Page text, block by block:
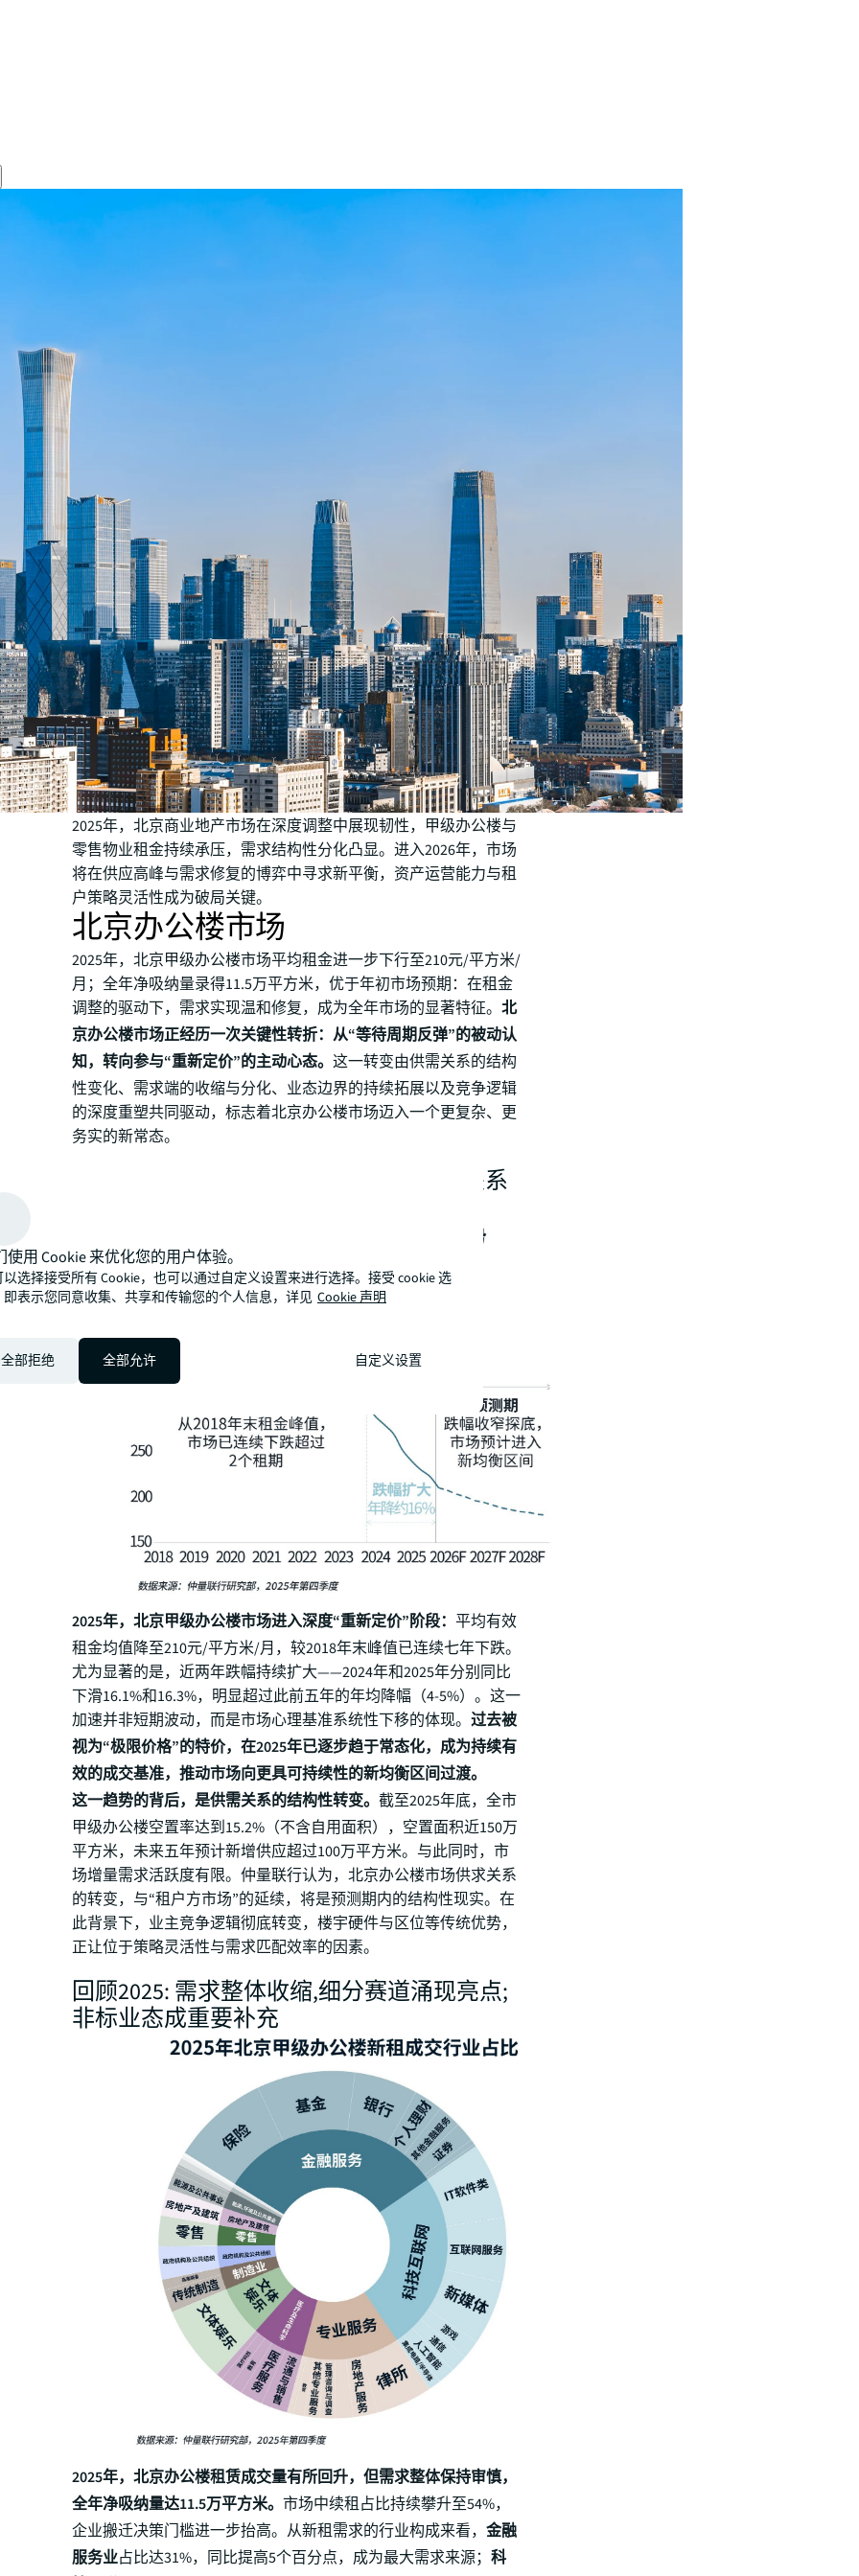
2025年，北京商业地产市场在深度调整中展现韧性，甲级办公楼与
零售物业租金持续承压，需求结构性分化凸显。进入2026年，市场
将在供应高峰与需求修复的博弈中寻求新平衡，资产运营能力与租
户策略灵活性成为破局关键。
北京办公楼市场
2025年，北京甲级办公楼市场平均租金进一步下行至210元/平方米/
月；全年净吸纳量录得11.5万平方米，优于年初市场预期：在租金
调整的驱动下，需求实现温和修复，成为全年市场的显著特征。北
京办公楼市场正经历一次关键性转折：从“等待周期反弹”的被动认
知，转向参与“重新定价”的主动心态。这一转变由供需关系的结构
性变化、需求端的收缩与分化、业态边界的持续拓展以及竞争逻辑
的深度重塑共同驱动，标志着北京办公楼市场迈入一个更复杂、更
务实的新常态。
回顾2025: 租金加速下行,锚点重置;供需关系
2025年，北京甲级办公楼市场进入深度“重新定价”阶段：平均有效
租金均值降至210元/平方米/月，较2018年末峰值已连续七年下跌。
尤为显著的是，近两年跌幅持续扩大——2024年和2025年分别同比
下滑16.1%和16.3%，明显超过此前五年的年均降幅（4-5%）。这一
加速并非短期波动，而是市场心理基准系统性下移的体现。过去被
视为“极限价格”的特价，在2025年已逐步趋于常态化，成为持续有
效的成交基准，推动市场向更具可持续性的新均衡区间过渡。
这一趋势的背后，是供需关系的结构性转变。截至2025年底，全市
甲级办公楼空置率达到15.2%（不含自用面积），空置面积近150万
平方米，未来五年预计新增供应超过100万平方米。与此同时，市
场增量需求活跃度有限。仲量联行认为，北京办公楼市场供求关系
的转变，与“租户方市场”的延续，将是预测期内的结构性现实。在
此背景下，业主竞争逻辑彻底转变，楼宇硬件与区位等传统优势，
正让位于策略灵活性与需求匹配效率的因素。
回顾2025: 需求整体收缩,细分赛道涌现亮点;
非标业态成重要补充
2025年，北京办公楼租赁成交量有所回升，但需求整体保持审慎，
全年净吸纳量达11.5万平方米。市场中续租占比持续攀升至54%，
企业搬迁决策门槛进一步抬高。从新租需求的行业构成来看，金融
服务业占比达31%，同比提高5个百分点，成为最大需求来源；科
使用 Cookie 来优化您的用户体验。
选择接受所有 Cookie，也可以通过自定义设置来进行选择。接受 cookie 选
即表示您同意收集、共享和传输您的个人信息，详见 Cookie 声明
全部拒绝 全部允许 自定义设置